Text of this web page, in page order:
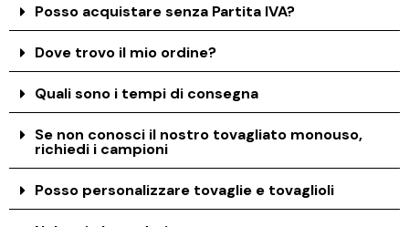
Posso acquistare senza Partita IVA?
Dove trovo il mio ordine?
Quali sono i tempi di consegna
Se non conosci il nostro tovagliato monouso,
richiedi i campioni
Posso personalizzare tovaglie e tovaglioli